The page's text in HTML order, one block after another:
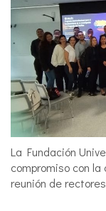
La Fundación
compromiso con
reunión de